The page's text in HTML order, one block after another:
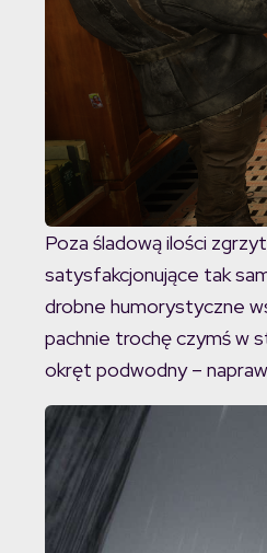
Poza śladową ilości
satysfakcjonujące tak
drobne humorystyczne
pachnie trochę czymś w
okręt podwodny –